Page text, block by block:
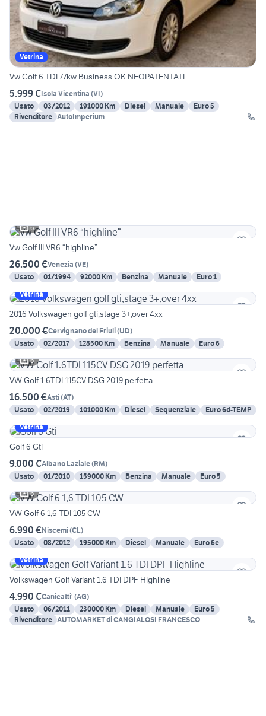
Vetrina
Vw Golf 6 TDI 77kw Business OK NEOPATENTATI
5.999 €Isola Vicentina (VI)
Usato
03/2012 191000 Km Diesel Manuale
Euro 5
Rivenditore AutoImperium
6
Vw Golf III VR6 “highline”
26.500 €Venezia (VE)
Usato
01/1994 92000 Km Benzina Manuale
Euro 1
Vetrina
2016 Volkswagen golf gti,stage 3+,over 4xx
20.000 €Cervignano del Friuli(UD)
Usato
02/2017 128500 Km Benzina Manuale
Euro 6
6
VW Golf 1.6TDI 115CV DSG 2019 perfetta
16.500 €Asti(AT)
Usato
02/2019 101000 Km Diesel Sequenziale
Euro 6d-TEMP
Vetrina
Golf 6 Gti
9.000 €Albano Laziale(RM)
Usato
01/2010 159000 Km Benzina Manuale
Euro 5
6
VW Golf 6 1,6 TDI 105 CW
6.990 €Niscemi(CL)
Usato
08/2012 195000 Km Diesel Manuale
Euro 6e
Vetrina
Volkswagen Golf Variant 1.6 TDI DPF Highline
4.990 €Canicatti' (AG)
Usato
06/2011 230000 Km Diesel Manuale
Euro 5
Rivenditore AUTOMARKET di CANGIALOSI FRANCESCO